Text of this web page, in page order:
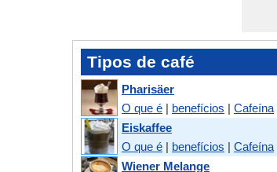
Tipos de café
Pharisäer
O que é | benefícios | Cafeína
Eiskaffee
O que é | benefícios | Cafeína
Wiener Melange